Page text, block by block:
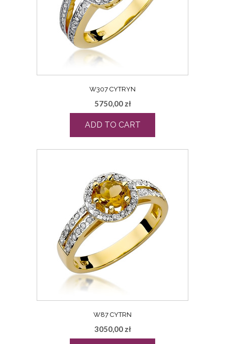
W307 CYTRYN
5750,00 zł
ADD TO CART
W87 CYTRN
3050,00 zł